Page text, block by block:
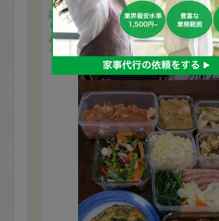
評価：
リクエストのハンバーグやポテトサラダを
ありがとうございます。とても美味しかった
その他、家にある野菜を使って頂き、助かり